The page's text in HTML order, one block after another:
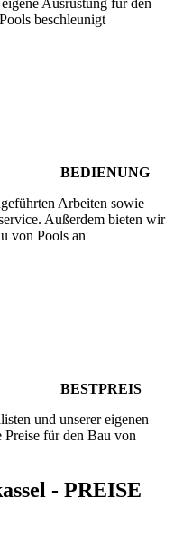
beschleunigt
BEDIENUNG
Arbeiten sowie
Außerdem bieten wir
von Pools an
BESTPREIS
und unserer eigenen
für den Bau von
- PREISE